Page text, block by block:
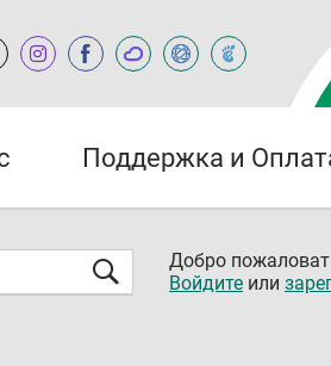
Поддержка и
Добро
Войдите или